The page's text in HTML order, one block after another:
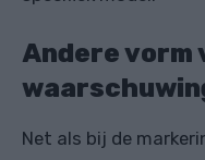
Andere vorm
Net als bij de